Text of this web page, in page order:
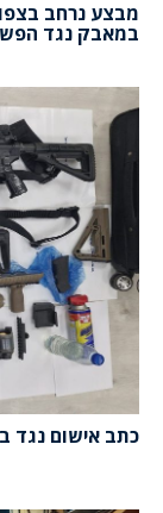
מבצע נרחב
במאבק נגד
כתב אישום נגד